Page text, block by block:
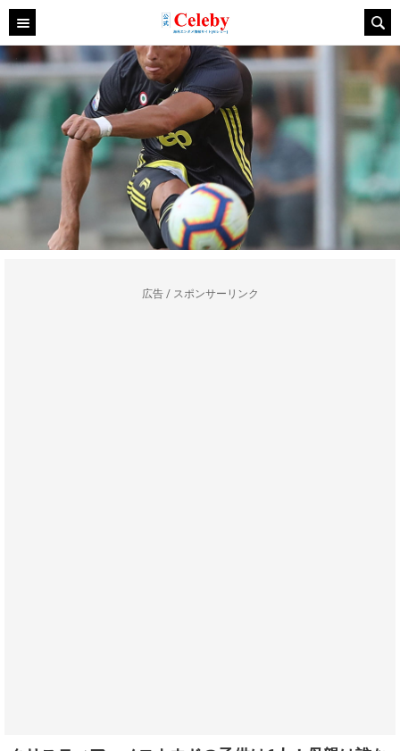
広告 / スポンサーリンク